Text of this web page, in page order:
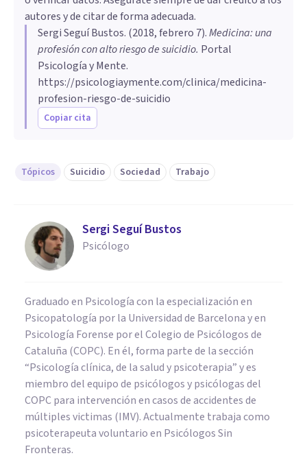
autores y de citar de forma adecuada.
Sergi Seguí Bustos. (2018, febrero 7).Medicina: una
profesión con alto riesgo de suicidio. Portal
Psicología y Mente.
https://psicologiaymente.com/clinica/medicina-
profesion-riesgo-de-suicidio
Copiar cita
Tópicos Suicidio Sociedad Trabajo
Sergi Seguí Bustos
Psicólogo
Graduado en Psicología con la especialización en
Psicopatología por la Universidad de Barcelona y en
Psicología Forense por el Colegio de Psicólogos de
Cataluña (COPC). En él, forma parte de la sección
“Psicología clínica, de la salud y psicoterapia” y es
miembro del equipo de psicólogos y psicólogas del
COPC para intervención en casos de accidentes de
múltiples victimas (IMV). Actualmente trabaja como
psicoterapeuta voluntario en Psicólogos Sin
Fronteras.